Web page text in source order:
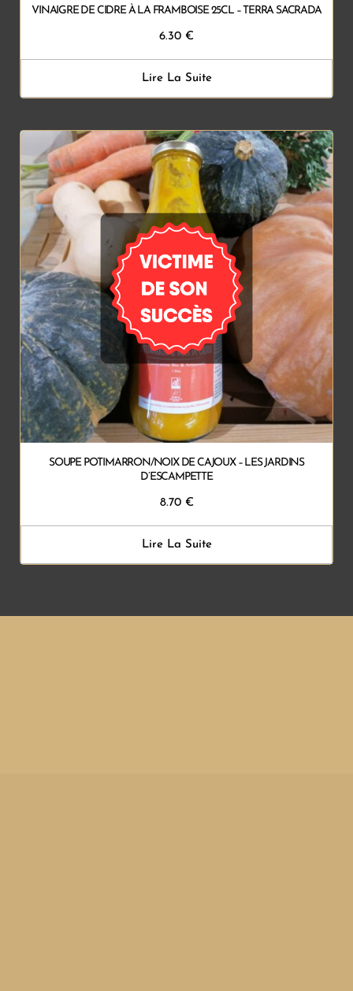
VINAIGRE DE CIDRE À LA FRAMBOISE 25CL – TERRA SACRADA
6.30 €
Lire La Suite
SOUPE POTIMARRON/NOIX DE CAJOUX – LES JARDINS
D’ESCAMPETTE
8.70 €
Lire La Suite